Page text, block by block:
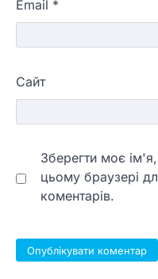
Email *
Сайт
Зберегти моє
цьому браузері
коментарів.